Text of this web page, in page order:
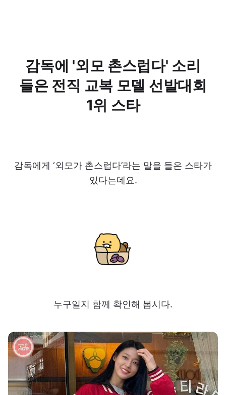
감독에 '외모 촌스럽다' 소리
들은 전직 교복 모델 선발대회
1위 스타
감독에게 ‘외모가 촌스럽다’라는 말을 들은 스타가
있다는데요.
누구일지 함께 확인해 봅시다.